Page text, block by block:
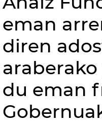
eman
diren
du eman